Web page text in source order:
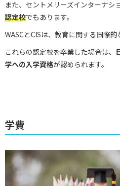
また、セントメリーズインターナシ
認定校でもあります。
WASCとCISは、教育に関する国際的
これらの認定校を卒業した場合は、
学への入学資格が認められます。
学費